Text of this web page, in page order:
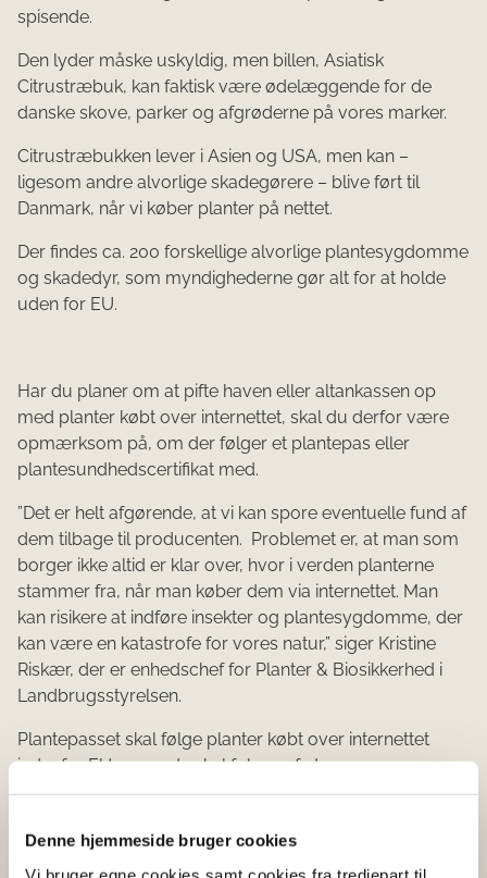
Denne hjemmeside bruger cookies
spisende.
Den lyder måske uskyldig, men billen, Asiatisk
Citrustræbuk, kan faktisk være ødelæggende for de
danske skove, parker og afgrøderne på vores marker.
Citrustræbukken lever i Asien og USA, men kan –
ligesom andre alvorlige skadegørere – blive ført til
Danmark, når vi køber planter på nettet.
Der findes ca. 200 forskellige alvorlige plantesygdomme
og skadedyr, som myndighederne gør alt for at holde
uden for EU.
Har du planer om at pifte haven eller altankassen op
med planter købt over internettet, skal du derfor være
opmærksom på, om der følger et plantepas eller
plantesundhedscertifikat med.
”Det er helt afgørende, at vi kan spore eventuelle fund af
dem tilbage til producenten. Problemet er, at man som
borger ikke altid er klar over, hvor i verden planterne
stammer fra, når man køber dem via internettet. Man
kan risikere at indføre insekter og plantesygdomme, der
kan være en katastrofe for vores natur,” siger Kristine
Riskær, der er enhedschef for Planter & Biosikkerhed i
Landbrugsstyrelsen.
Plantepasset skal følge planter købt over internettet
indenfor EU, mens de skal følges af et
plantesundhedscertifikat, hvis de købes fra lande uden
fri for alvorlige biller og plantesygdomme.